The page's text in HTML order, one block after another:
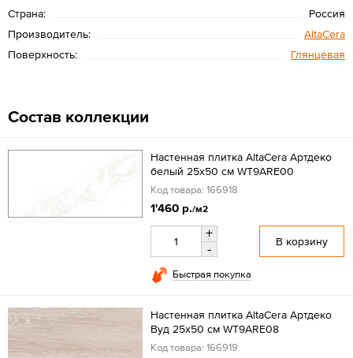
Страна:
Россия
Производитель:
AltaCera
Поверхность:
Глянцевая
Состав коллекции
Настенная плитка AltaCera Артдеко
белый 25x50 см WT9ARE00
Код товара: 166918
1'460 р./м2
+
-
В корзину
Быстрая покупка
Настенная плитка AltaCera Артдеко
Вуд 25x50 см WT9ARE08
Код товара: 166919